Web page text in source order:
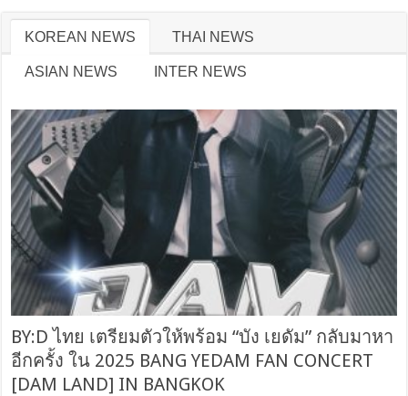
KOREAN NEWS THAI NEWS
ASIAN NEWS INTER NEWS
BY:D ไทย เตรียมตัวให้พร้อม “บัง เยดัม” กลับมาหา
อีกครั้ง ใน 2025 BANG YEDAM FAN CONCERT
[DAM LAND] IN BANGKOK